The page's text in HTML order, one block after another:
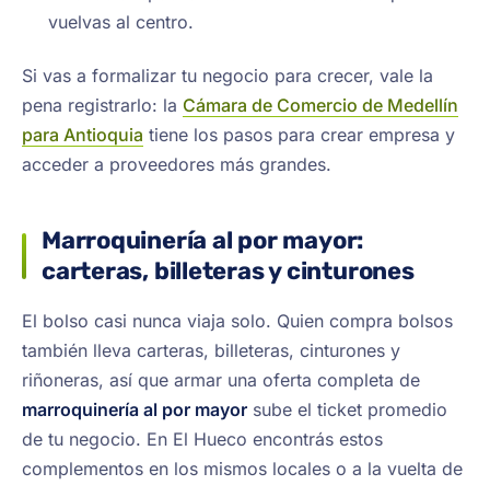
vuelvas al centro.
Si vas a formalizar tu negocio para crecer, vale la
pena registrarlo: la Cámara de Comercio de Medellín
para Antioquia tiene los pasos para crear empresa y
acceder a proveedores más grandes.
Marroquinería al por mayor:
carteras, billeteras y cinturones
El bolso casi nunca viaja solo. Quien compra bolsos
también lleva carteras, billeteras, cinturones y
riñoneras, así que armar una oferta completa de
marroquinería al por mayor sube el ticket promedio
de tu negocio. En El Hueco encontrás estos
complementos en los mismos locales o a la vuelta de